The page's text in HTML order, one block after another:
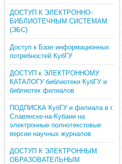
ДОСТУП К ЭЛЕКТРОННО-
БИБЛИОТЕЧНЫМ СИСТЕМАМ
(ЭБС)
Доступ к Базе информационных
потребностей КубГУ
ДОСТУП к ЭЛЕКТРОННОМУ
КАТАЛОГУ библиотеки КубГУ и
библиотек филиалов
ПОДПИСКА КубГУ и филиала в г.
Славянске-на-Кубани на
электронные полнотекстовые
версии научных журналов
ДОСТУП К ЭЛЕКТРОННЫМ
ОБРАЗОВАТЕЛЬНЫМ